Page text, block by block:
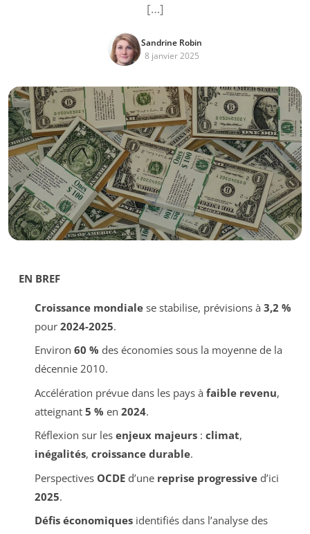
[…]
Sandrine Robin
8 janvier 2025
EN BREF
Croissance mondialese stabilise, prévisions à 3,2 %
pour 2024-2025.
Environ 60 % des économies sous la moyenne de la
décennie 2010.
Accélération prévue dans les pays à faible revenu,
atteignant 5 % en 2024.
Réflexion sur les enjeux majeurs: climat,
inégalités, croissance durable.
Perspectives OCDEd’une reprise progressived’ici
2025.
Défis économiquesidentifiés dans l’analyse des